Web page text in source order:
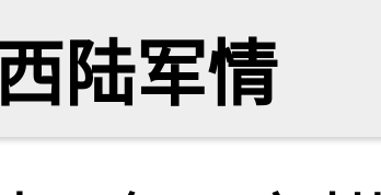
陆军情